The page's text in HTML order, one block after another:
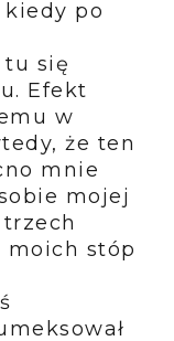
kiedy po
tu się
Efekt
w
że ten
mnie
mojej
moich stóp